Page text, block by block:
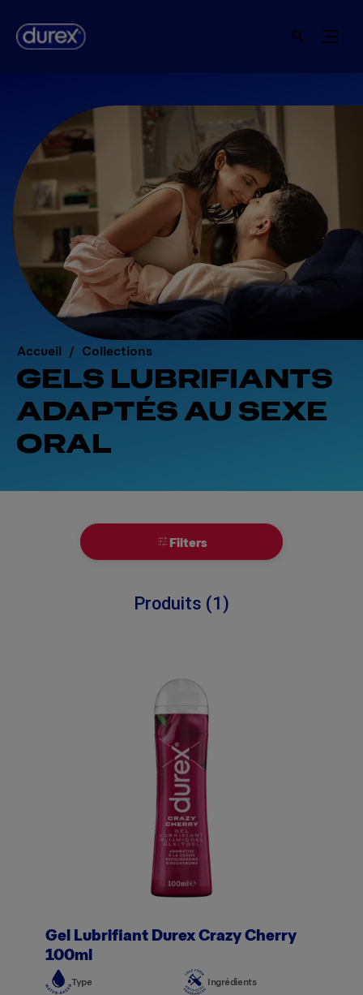
Accueil Collections
GELS LUBRIFIANTS
ADAPTÉS AU SEXE
ORAL
Filters
Produits (1)
Gel Lubrifiant Durex Crazy Cherry
100ml
Type Ingrédients